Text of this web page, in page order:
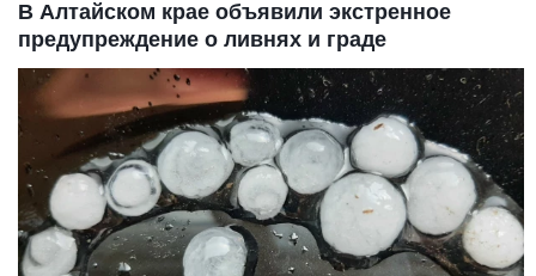
Выращивание винограда.
www.magnific.com/author/magnific
В конце лета для тех, кто выращивает виноград,
начинается самое интересное - он постепенно
созревает. Какой уход нужен ему на этом этапе,
чтобы урожай порадовал и количеством, и
качеством?
Читать полностью